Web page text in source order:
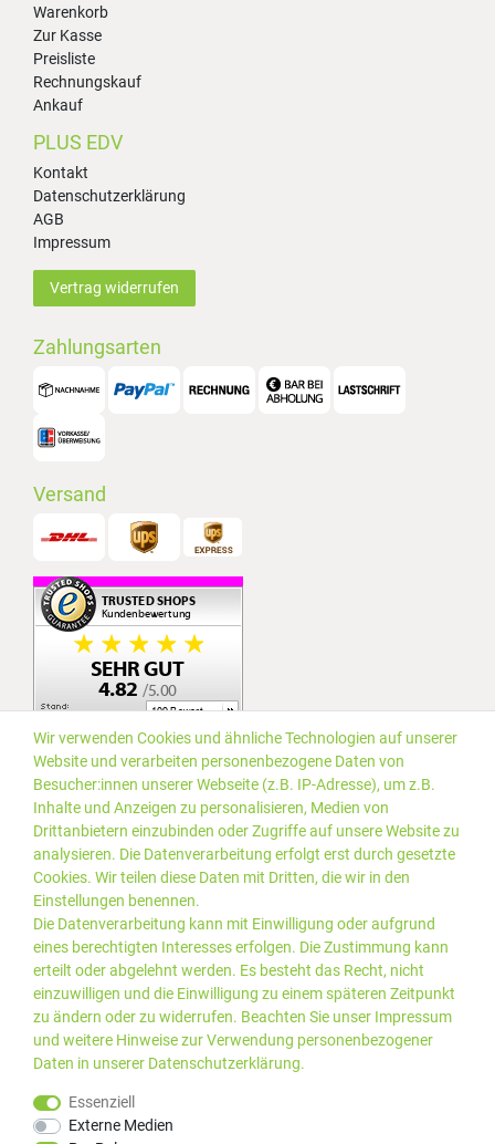
Warenkorb
Zur Kasse
Preisliste
Rechnungskauf
Ankauf
PLUS EDV
Kontakt
Datenschutzerklärung
AGB
Impressum
Vertrag widerrufen
Zahlungsarten
Versand
MwSt. zzgl.Versandkosten
Wir verwenden Cookies und ähnliche Technologien auf unserer
Website und verarbeiten personenbezogene Daten von
Besucher:innen unserer Webseite (z.B. IP-Adresse), um z.B.
Inhalte und Anzeigen zu personalisieren, Medien von
Drittanbietern einzubinden oder Zugriffe auf unsere Website zu
analysieren. Die Datenverarbeitung erfolgt erst durch gesetzte
Cookies. Wir teilen diese Daten mit Dritten, die wir in den
Einstellungen benennen.
Die Datenverarbeitung kann mit Einwilligung oder aufgrund
eines berechtigten Interesses erfolgen. Die Zustimmung kann
erteilt oder abgelehnt werden. Es besteht das Recht, nicht
einzuwilligen und die Einwilligung zu einem späteren Zeitpunkt
zu ändern oder zu widerrufen. Beachten Sie unser Impressum
und weitere Hinweise zur Verwendung personenbezogener
Daten in unserer Daten­schutz­erklärung.
Essenziell
Externe Medien